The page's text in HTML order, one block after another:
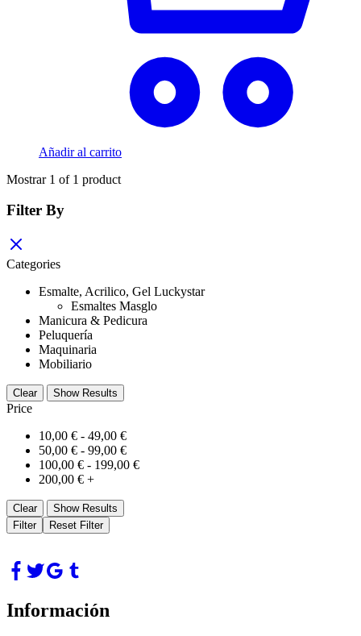
Añadir al carrito
Mostrar1 of 1 product
Filter By
Categories
Esmalte, Acrilico, Gel Luckystar
Esmaltes Masglo
Manicura & Pedicura
Peluquería
Maquinaria
Mobiliario
Clear Show Results
Price
10,00 € - 49,00 €
50,00 € - 99,00 €
100,00 € - 199,00 €
200,00 € +
Clear
Show Results
Filter
Reset Filter
Información